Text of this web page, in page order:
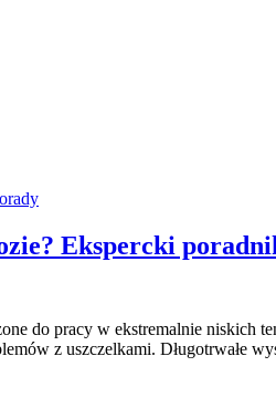
Ekspercki
do pracy w ekstremalnie niskich
z uszczelkami. Długotrwałe